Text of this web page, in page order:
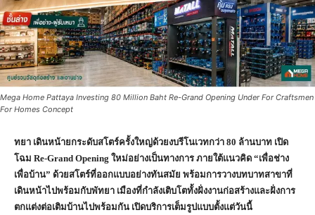
Mega Home Pattaya Investing 80 Million Baht Re-Grand Opening Under For Craftsmen
For Homes Concept
ทยา เดินหน้ายกระดับสโตร์ครั้งใหญ่ด้วยงบรีโนเวทกว่า 80 ล้านบาท เปิด
โฉม Re-Grand Opening ใหม่อย่างเป็นทางการ ภายใต้แนวคิด “เพื่อช่าง
เพื่อบ้าน” ด้วยสโตร์ที่ออกแบบอย่างทันสมัย พร้อมการวางบทบาทสาขาที่
เดินหน้าไปพร้อมกับพัทยา เมืองที่กำลังเติบโตทั้งฝั่งงานก่อสร้างและฝั่งการ
ตกแต่งต่อเติมบ้านไปพร้อมกัน เปิดบริการเต็มรูปแบบตั้งแต่วันนี้